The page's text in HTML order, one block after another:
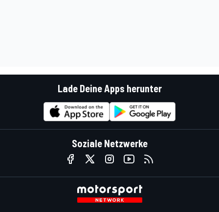
Lade Deine Apps herunter
Soziale Netzwerke